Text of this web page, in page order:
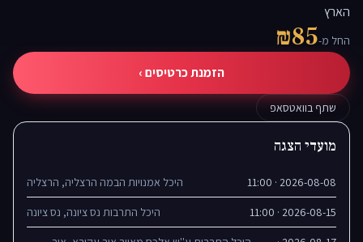
הארץ
החל מ-₪85
הזמנת כרטיסים ›
שתף בוואטסאפ
מועדי הצגה
2026-08-08 · 11:00 היכל אמנויות הבמה הרצליה, הרצליה
2026-08-15 · 11:00 היכל התרבות נס ציונה, נס ציונה